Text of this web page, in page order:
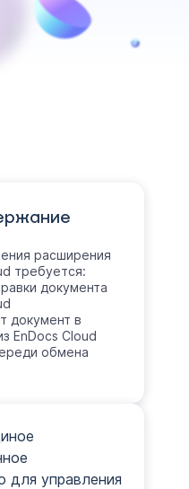
расширения
требуется:
документа
документ в
EnDocs Cloud
обмена
для управления